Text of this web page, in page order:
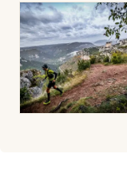
12 - Aveyron
Mon email